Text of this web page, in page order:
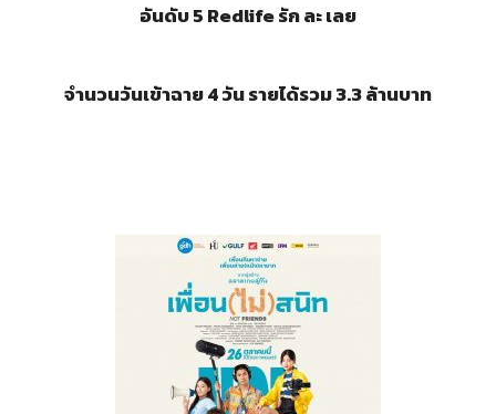
อันดับ 5 Redlife รัก ละ เลย
จำนวนวันเข้าฉาย 4 วัน รายได้รวม 3.3 ล้านบาท